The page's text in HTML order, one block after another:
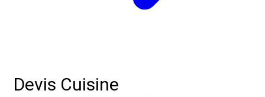
Devis Cuisine